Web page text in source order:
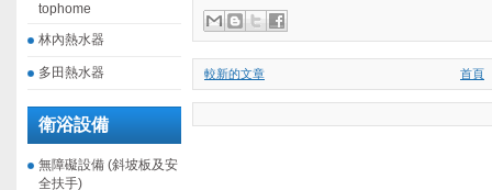
tophome
林內熱水器
多田熱水器
衛浴設備
無障礙設備 (斜坡板及安
全扶手)
較新的文章 首頁